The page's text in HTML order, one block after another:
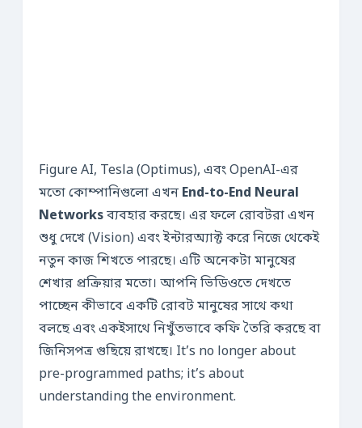
Figure AI, Tesla (Optimus), এবং OpenAI-এর
মতো কোম্পানিগুলো এখন End-to-End Neural
Networksব্যবহার করছে। এর ফলে রোবটরা এখন
শুধু দেখে (Vision) এবং ইন্টারঅ্যাক্ট করে নিজে থেকেই
নতুন কাজ শিখতে পারছে। এটি অনেকটা মানুষের
শেখার প্রক্রিয়ার মতো। আপনি ভিডিওতে দেখতে
পাচ্ছেন কীভাবে একটি রোবট মানুষের সাথে কথা
বলছে এবং একইসাথে নিখুঁতভাবে কফি তৈরি করছে বা
জিনিসপত্র গুছিয়ে রাখছে। It’s no longer about
pre-programmed paths; it’s about
understanding the environment.